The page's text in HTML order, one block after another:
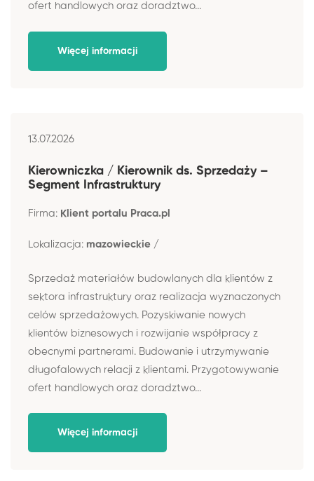
ofert handlowych oraz doradztwo...
Więcej informacji
13.07.2026
Kierowniczka / Kierownik ds. Sprzedaży –
Segment Infrastruktury
Firma: Klient portalu Praca.pl
Lokalizacja: mazowieckie /
Sprzedaż materiałów budowlanych dla klientów z
sektora infrastruktury oraz realizacja wyznaczonych
celów sprzedażowych. Pozyskiwanie nowych
klientów biznesowych i rozwijanie współpracy z
obecnymi partnerami. Budowanie i utrzymywanie
długofalowych relacji z klientami. Przygotowywanie
ofert handlowych oraz doradztwo...
Więcej informacji